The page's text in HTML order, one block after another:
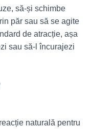
să-și schimbe
păr sau să se agite
de atracție, așa
sau să-l încurajezi
naturală pentru